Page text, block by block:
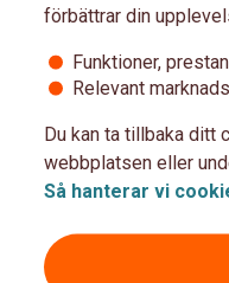
e-
förbättrar din
Funktioner,
Relevant
Du kan ta tillbaka ditt
webbplatsen eller
Så hanterar vi